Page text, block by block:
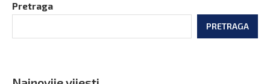
Pretraga
PRETRAGA